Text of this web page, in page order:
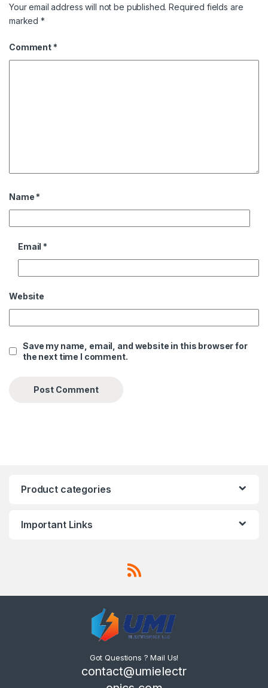
Your email address will not be published. Required fields are
marked*
Comment *
Name *
Email *
Website
Save my name, email, and website in this browser for
the next time I comment.
Product categories
Important Links
Got Questions ? Mail Us!
contact@umielectr